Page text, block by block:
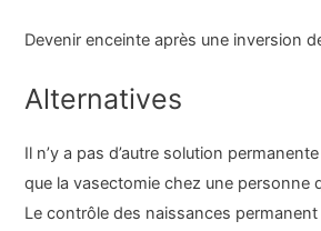
Devenir enceinte après une inversion
Alternatives
Il n’y a pas d’autre solution
que la vasectomie chez une personne
Le contrôle des naissances